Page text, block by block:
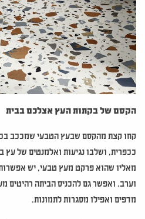
הקסם של בקתות העץ אצלכם בבית
קחו קצת מהקסם שבעץ הטבעי שמככב
ככפרית, ושלבו נגיעות ואלמנטים של
מאליו שהוא פרקט מעץ טבעי, יש
וערב. ואפשר גם להכניס הביתה רהיטים
מדפים ואפילו מסגרות לתמונות.